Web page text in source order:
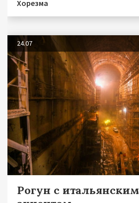
Хорезма
24.07
Рогун с итальянским